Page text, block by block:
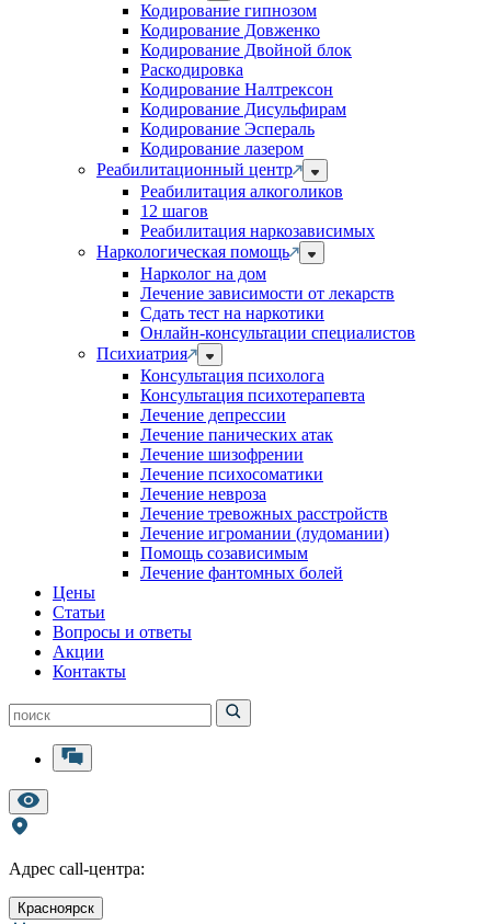
Кодирование гипнозом
Кодирование Довженко
Кодирование Двойной блок
Раскодировка
Кодирование Налтрексон
Кодирование Дисульфирам
Кодирование Эспераль
Кодирование лазером
Реабилитационный центр
Реабилитация алкоголиков
12 шагов
Реабилитация наркозависимых
Наркологическая помощь
Нарколог на дом
Лечение зависимости от лекарств
Сдать тест на наркотики
Онлайн-консультации специалистов
Психиатрия
Консультация психолога
Консультация психотерапевта
Лечение депрессии
Лечение панических атак
Лечение шизофрении
Лечение психосоматики
Лечение невроза
Лечение тревожных расстройств
Лечение игромании (лудомании)
Помощь созависимым
Лечение фантомных болей
Цены
Статьи
Вопросы и ответы
Акции
Контакты
Адрес call-центра:
Красноярск